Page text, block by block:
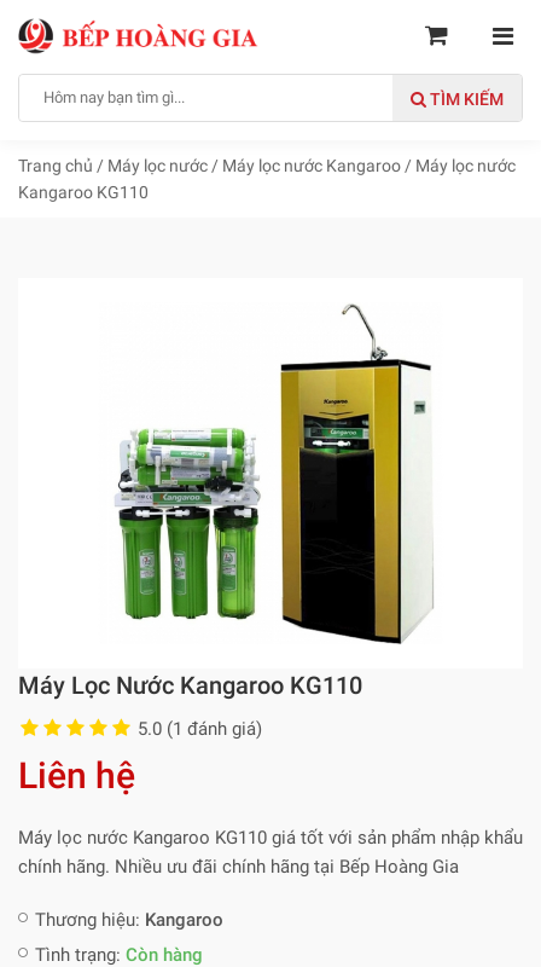
TÌM KIẾM
Trang chủ / Máy lọc nước / Máy lọc nước Kangaroo / Máy lọc nước
Kangaroo KG110
Máy Lọc Nước Kangaroo KG110
5.0 (1 đánh giá)
Liên hệ
Máy lọc nước Kangaroo KG110 giá tốt với sản phẩm nhập khẩu
chính hãng. Nhiều ưu đãi chính hãng tại Bếp Hoàng Gia
Thương hiệu: Kangaroo
Tình trạng: Còn hàng